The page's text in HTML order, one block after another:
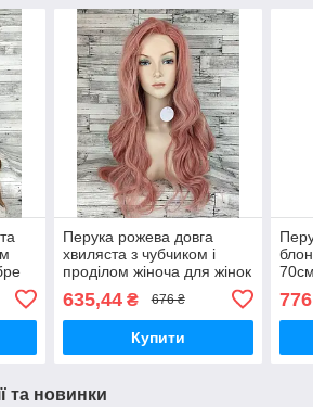
Перука рожева довга
хвиляста з чубчиком і
проділом жіноча для жінок
70см зі штучного волосся
635,44₴ 676 ₴
Купити
та новинки